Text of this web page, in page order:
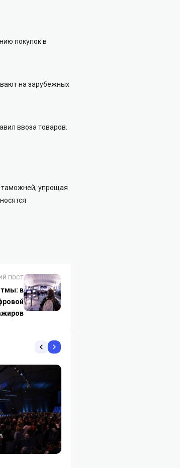
покупок в
на зарубежных
ввоза товаров.
таможней, упрощая
ПОСТ
в